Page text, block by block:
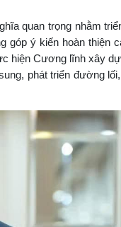
quan trọng nhằm
góp ý kiến hoàn thiện
hiện Cương lĩnh xây
phát triển đường